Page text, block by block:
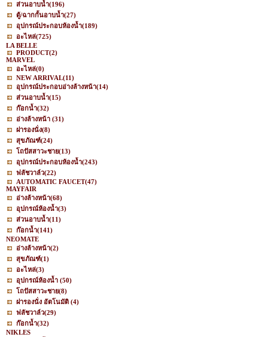
ส่วนอาบน้ำ(196)
ตู้/ฉากกั้นอาบน้ำ(27)
อุปกรณ์ประกอบห้องน้ำ(189)
อะไหล่(725)
LA BELLE
PRODUCT(2)
MARVEL
อะไหล่(0)
NEW ARRIVAL(11)
อุปกรณ์ประกอบอ่างล้างหน้า(14)
ส่วนอาบน้ำ(15)
ก๊อกน้ำ(32)
อ่างล้างหน้า (31)
ฝารองนั่ง(8)
สุขภัณฑ์(24)
โถปัสสาวะชาย(13)
อุปกรณ์ประกอบห้องน้ำ(243)
ฟลัชวาล์ว(22)
AUTOMATIC FAUCET(47)
MAYFAIR
อ่างล้างหน้า(68)
อุปกรณ์ห้องน้ำ(3)
ส่วนอาบน้ำ(11)
ก๊อกน้ำ(141)
NEOMATE
อ่างล้างหน้า(2)
สุขภัณฑ์(1)
อะไหล่(3)
อุปกรณ์ห้องน้ำ (50)
โถปัสสาวะชาย(8)
ฝารองนั่ง อัตโนมัติ (4)
ฟลัชวาล์ว(29)
ก๊อกน้ำ(32)
NIKLES